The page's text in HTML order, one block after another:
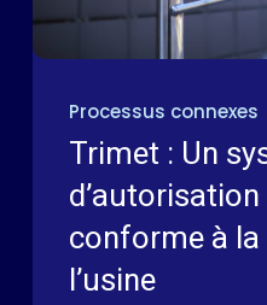
Processus connexes
Trimet : Un
d’autorisation
conforme à
l’usine